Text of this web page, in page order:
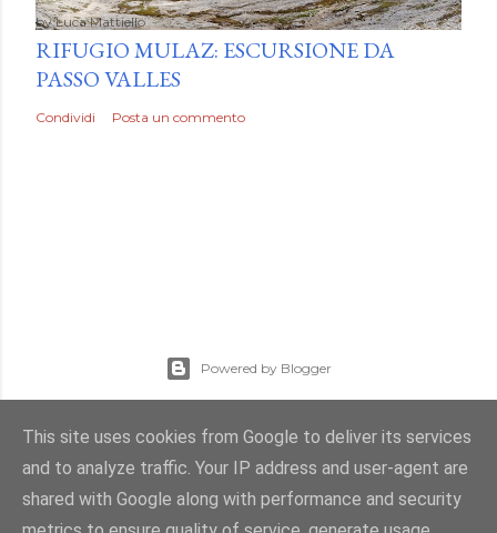
byLuca Mattiello
RIFUGIO MULAZ: ESCURSIONE DA
PASSO VALLES
Condividi Posta un commento
Powered by Blogger
Volpi del Vajolet
This site uses cookies from Google to deliver its services
and to analyze traffic. Your IP address and user-agent are
shared with Google along with performance and security